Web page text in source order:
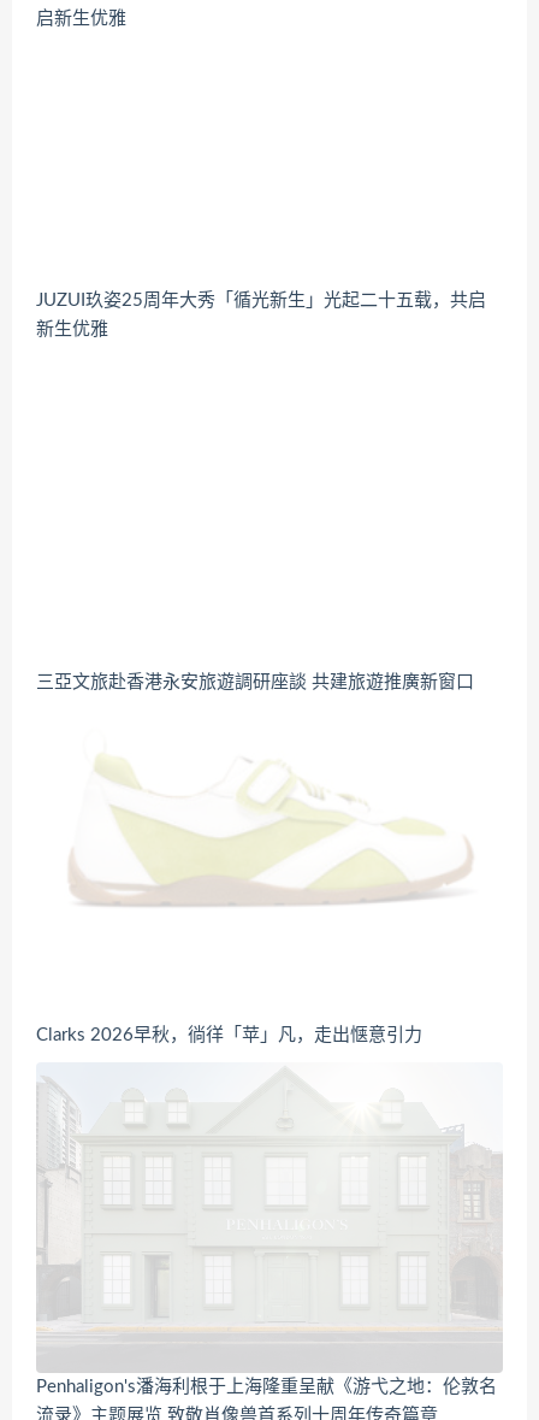
JUZUI玖姿25周年大秀「循光新生」光起二十五载，共启
新生优雅
三亞文旅赴香港永安旅遊調研座談 共建旅遊推廣新窗口
Clarks 2026早秋，徜徉「苹」凡，走出惬意引力
Penhaligon's潘海利根于上海隆重呈献《游弋之地：伦敦名
流录》主题展览 致敬肖像兽首系列十周年传奇篇章